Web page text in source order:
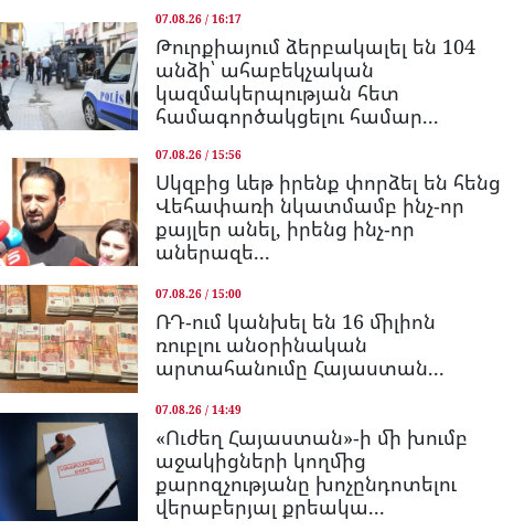
07.08.26 / 16:17
Թուրքիայում ձերբակալել են 104
անձի՝ ահաբեկչական
կազմակերպության հետ
համագործակցելու համար...
07.08.26 / 15:56
Սկզբից ևեթ իրենք փորձել են հենց
Վեհափառի նկատմամբ ինչ-որ
քայլեր անել, իրենց ինչ-որ
աներազե...
07.08.26 / 15:00
ՌԴ-ում կանխել են 16 միլիոն
ռուբլու անօրինական
արտահանումը Հայաստան...
07.08.26 / 14:49
«Ուժեղ Հայաստան»-ի մի խումբ
աջակիցների կողմից
քարոզչությանը խոչընդոտելու
վերաբերյալ քրեակա...